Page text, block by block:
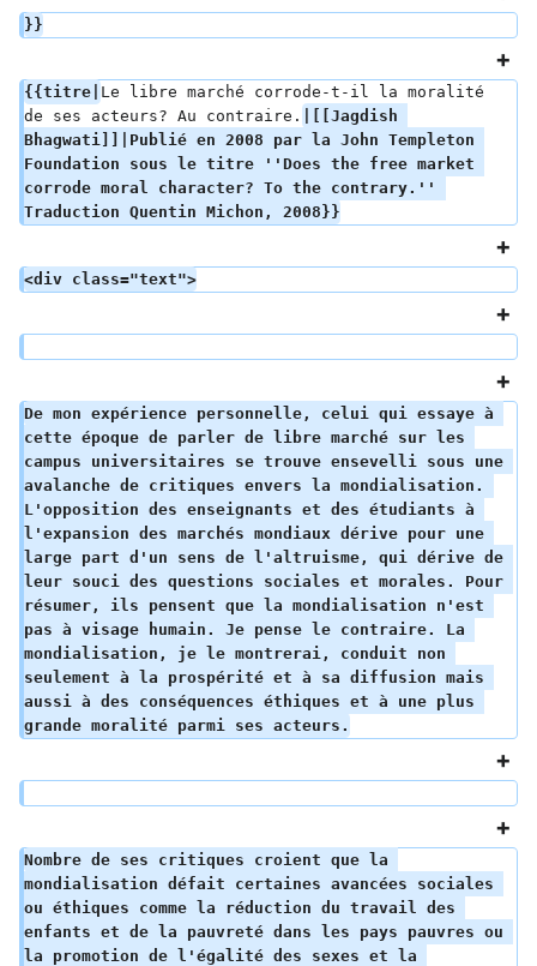
}}
{{titre| Le libre marché corrode-t-il la moralité
de ses acteurs? Au contraire.
|[[Jagdish
Bhagwati]]|Publié en 2008 par la John Templeton
Foundation sous le titre ''Does the free market
corrode moral character? To the contrary.''
Traduction Quentin Michon, 2008}}
<div class="text">
De mon expérience personnelle, celui qui essaye à
cette époque de parler de libre marché sur les
campus universitaires se trouve ensevelli sous une
avalanche de critiques envers la mondialisation.
L'opposition des enseignants et des étudiants à
l'expansion des marchés mondiaux dérive pour une
large part d'un sens de l'altruisme, qui dérive de
leur souci des questions sociales et morales. Pour
résumer, ils pensent que la mondialisation n'est
pas à visage humain. Je pense le contraire. La
mondialisation, je le montrerai, conduit non
seulement à la prospérité et à sa diffusion mais
aussi à des conséquences éthiques et à une plus
grande moralité parmi ses acteurs.
Nombre de ses critiques croient que la
mondialisation défait certaines avancées sociales
ou éthiques comme la réduction du travail des
enfants et de la pauvreté dans les pays pauvres ou
la promotion de l'égalité des sexes et la